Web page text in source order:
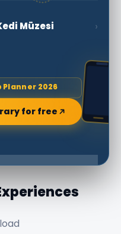
Müzesi ›
2026
for free